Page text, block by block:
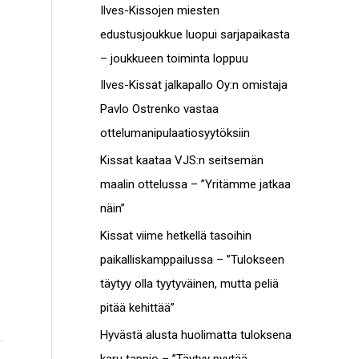
c
h
f
o
r
Ilves-Kissojen miesten
edustusjoukkue luopui sarjapaikasta
– joukkueen toiminta loppuu
Ilves-Kissat jalkapallo Oy:n omistaja
Pavlo Ostrenko vastaa
ottelumanipulaatiosyytöksiin
Kissat kaataa VJS:n seitsemän
maalin ottelussa – ”Yritämme jatkaa
näin”
Kissat viime hetkellä tasoihin
paikalliskamppailussa – ”Tulokseen
täytyy olla tyytyväinen, mutta peliä
pitää kehittää”
Hyvästä alusta huolimatta tuloksena
t
o